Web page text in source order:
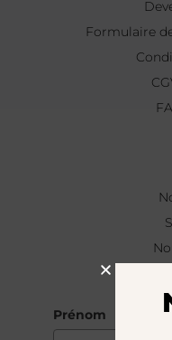
Formulaire
Prénom